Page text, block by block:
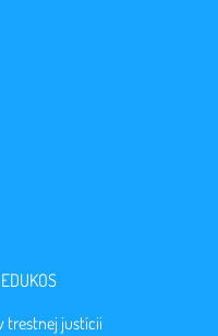
trestnej justícii